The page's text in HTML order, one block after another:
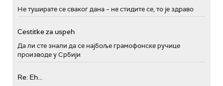
Не туширате се сваког дана – не стидите се, то је здраво
Cestitke za uspeh
Да ли сте знали да се најбоље грамофонске ручице
производе у Србији
Re: Eh...